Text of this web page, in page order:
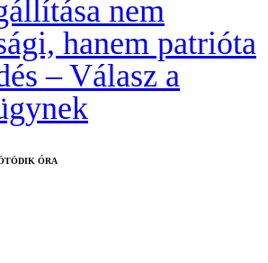
nem
hanem patrióta
– Válasz a
ÓRA